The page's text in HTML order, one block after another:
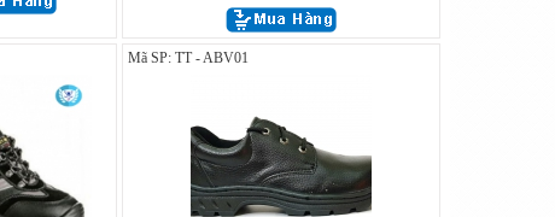
Mã SP: TT - ABV01